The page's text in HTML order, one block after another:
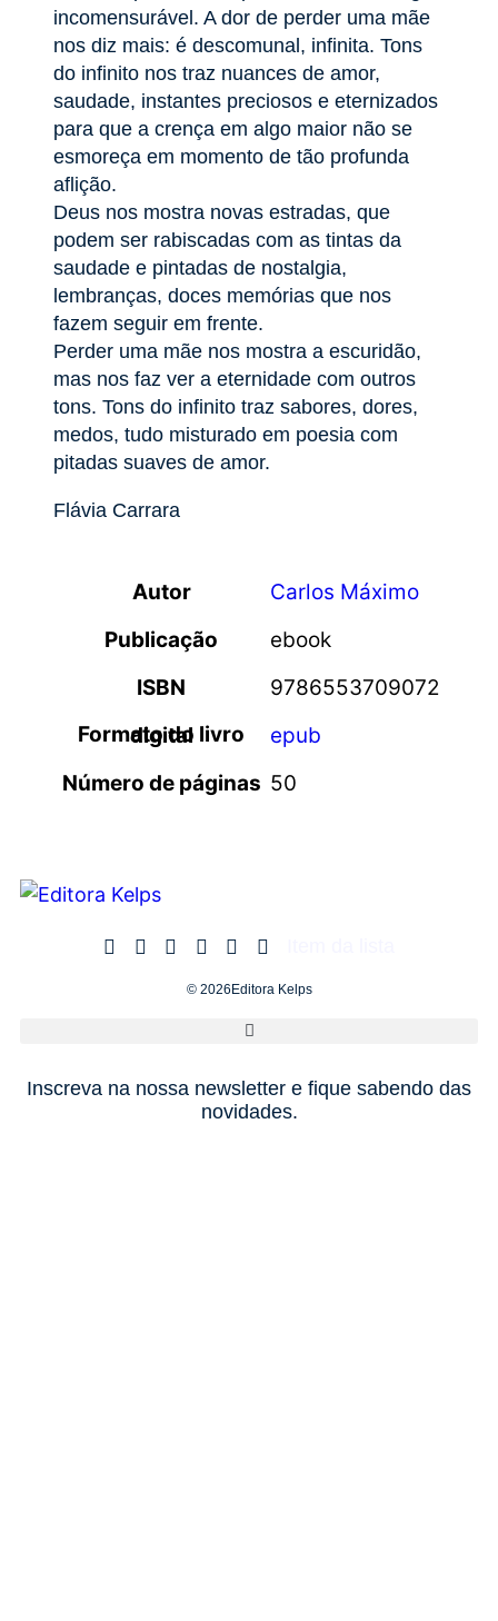
incomensurável. A dor de perder uma mãe
nos diz mais: é descomunal, infinita. Tons
do infinito nos traz nuances de amor,
saudade, instantes preciosos e eternizados
para que a crença em algo maior não se
esmoreça em momento de tão profunda
aflição.
Deus nos mostra novas estradas, que
podem ser rabiscadas com as tintas da
saudade e pintadas de nostalgia,
lembranças, doces memórias que nos
fazem seguir em frente.
Perder uma mãe nos mostra a escuridão,
mas nos faz ver a eternidade com outros
tons. Tons do infinito traz sabores, dores,
medos, tudo misturado em poesia com
pitadas suaves de amor.
Flávia Carrara
Autor
Carlos Máximo
Publicação
ebook
ISBN
9786553709072
Formato do livro digital
epub
Número de páginas 50
© 2026Editora Kelps
Inscreva na nossa newsletter e fique sabendo das
novidades.